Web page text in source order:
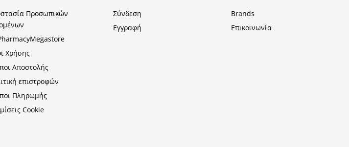
Προσωπικών
Χρήσης
Αποστολής
επιστροφών
Πληρωμής
Cookie
Σύνδεση
Εγγραφή
Brands
Επικοινωνία